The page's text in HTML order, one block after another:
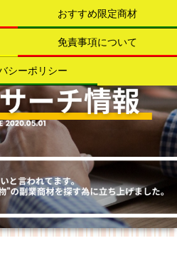
おすすめ限定商材
免責事項について
シーポリシー